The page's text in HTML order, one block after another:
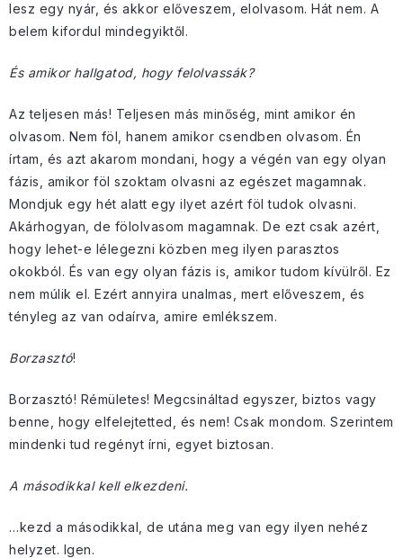
lesz egy nyár, és akkor előveszem, elolvasom. Hát nem. A
belem kifordul mindegyiktől.
És amikor hallgatod, hogy felolvassák?
Az teljesen más! Teljesen más minőség, mint amikor én
olvasom. Nem föl, hanem amikor csendben olvasom. Én
írtam, és azt akarom mondani, hogy a végén van egy olyan
fázis, amikor föl szoktam olvasni az egészet magamnak.
Mondjuk egy hét alatt egy ilyet azért föl tudok olvasni.
Akárhogyan, de fölolvasom magamnak. De ezt csak azért,
hogy lehet-e lélegezni közben meg ilyen parasztos
okokból. És van egy olyan fázis is, amikor tudom kívülről. Ez
nem múlik el. Ezért annyira unalmas, mert előveszem, és
tényleg az van odaírva, amire emlékszem.
Borzasztó!
Borzasztó! Rémületes! Megcsináltad egyszer, biztos vagy
benne, hogy elfelejtetted, és nem! Csak mondom. Szerintem
mindenki tud regényt írni, egyet biztosan.
A másodikkal kell elkezdeni.
…kezd a másodikkal, de utána meg van egy ilyen nehéz
helyzet. Igen.